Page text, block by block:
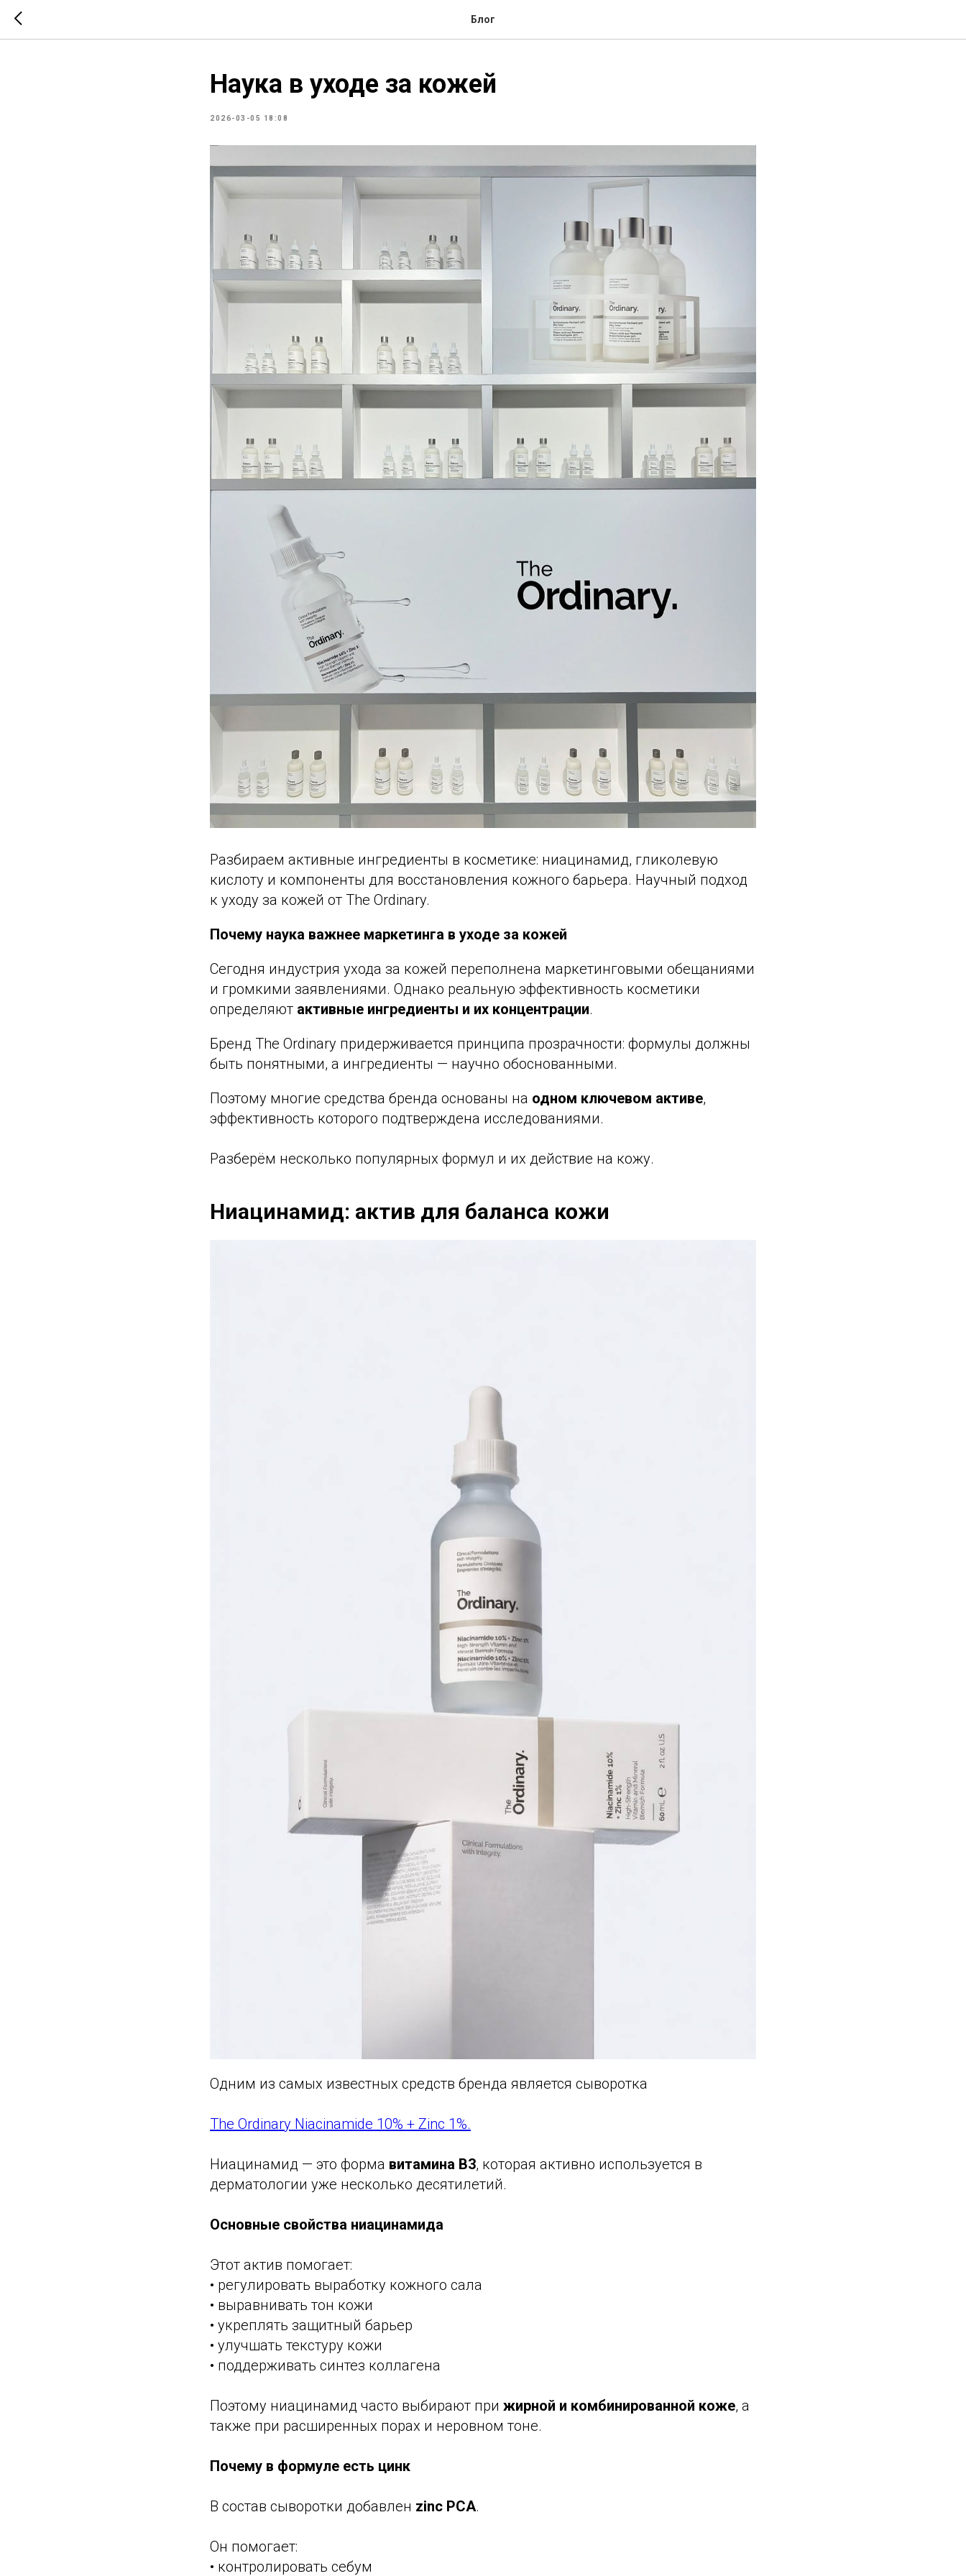
Блог
Наука в уходе за кожей
2026-03-05 18:08
Разбираем активные ингредиенты в косметике: ниацинамид, гликолевую
кислоту и компоненты для восстановления кожного барьера. Научный подход
к уходу за кожей от The Ordinary.
Почему наука важнее маркетинга в уходе за кожей
Сегодня индустрия ухода за кожей переполнена маркетинговыми обещаниями
и громкими заявлениями. Однако реальную эффективность косметики
определяют активные ингредиенты и их концентрации.
Бренд The Ordinary придерживается принципа прозрачности: формулы должны
быть понятными, а ингредиенты — научно обоснованными.
Поэтому многие средства бренда основаны на одном ключевом активе,
эффективность которого подтверждена исследованиями.
Разберём несколько популярных формул и их действие на кожу.
Ниацинамид: актив для баланса кожи
Одним из самых известных средств бренда является сыворотка
The Ordinary Niacinamide 10% + Zinc 1%.
Ниацинамид — это форма витамина B3, которая активно используется в
дерматологии уже несколько десятилетий.
Основные свойства ниацинамида
Этот актив помогает:
• регулировать выработку кожного сала
• выравнивать тон кожи
• укреплять защитный барьер
• улучшать текстуру кожи
• поддерживать синтез коллагена
Поэтому ниацинамид часто выбирают при жирной и комбинированной коже, а
также при расширенных порах и неровном тоне.
Почему в формуле есть цинк
В состав сыворотки добавлен zinc PCA.
Он помогает:
• контролировать себум